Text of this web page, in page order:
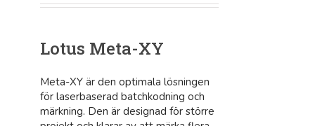
Lotus Meta-XY
Meta-XY är den optimala lösningen
för laserbaserad batchkodning och
märkning. Den är designad för större